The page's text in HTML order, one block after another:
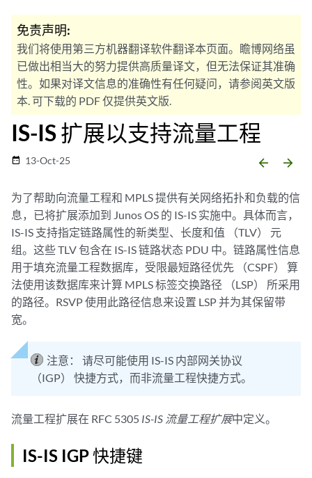
免责声明:
我们将使用第三方机器翻译软件翻译本页面。瞻博网络虽
已做出相当大的努力提供高质量译文，但无法保证其准确
性。如果对译文信息的准确性有任何疑问，请参阅英文版
本. 可下载的 PDF 仅提供英文版.
IS-IS 扩展以支持流量工程
date_range 13-Oct-25 arrow_backward arrow_forward
为了帮助向流量工程和 MPLS 提供有关网络拓扑和负载的信
息，已将扩展添加到 Junos OS 的 IS-IS 实施中。具体而言，
IS-IS 支持指定链路属性的新类型、长度和值 （TLV） 元
组。这些 TLV 包含在 IS-IS 链路状态 PDU 中。链路属性信息
用于填充流量工程数据库，受限最短路径优先 （CSPF） 算
法使用该数据库来计算 MPLS 标签交换路径 （LSP） 所采用
的路径。RSVP 使用此路径信息来设置 LSP 并为其保留带
宽。
注意：
请尽可能使用 IS-IS 内部网关协议
（IGP） 快捷方式，而非流量工程快捷方式。
流量工程扩展在 RFC 5305 IS-IS 流量工程扩展中定义。
IS-IS IGP 快捷键